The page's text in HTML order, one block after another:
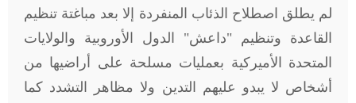
لم يطلق اصطلاح الذئاب المنفردة إلا بعد مباغتة تنظيم
القاعدة وتنظيم "داعش" الدول الأوروبية والولايات
المتحدة الأميركية بعمليات مسلحة على أراضيها من
أشخاص لا يبدو عليهم التدين ولا مظاهر التشدد كما